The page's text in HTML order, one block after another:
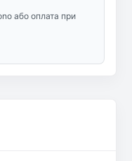
або оплата при